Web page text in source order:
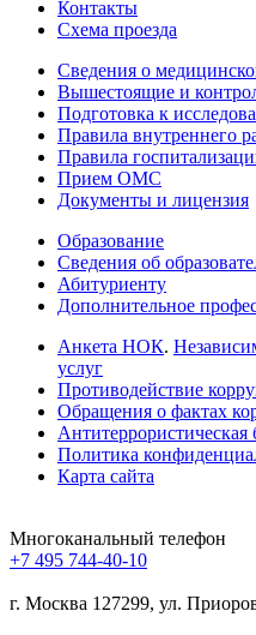
Контакты
Схема проезда
Сведения о
Вышестоящие и
Подготовка к
Правила внутреннего
Правила
Прием ОМС
Документы и лицензия
Образование
Сведения об
Абитуриенту
Дополнительное
Анкета НОК.
услуг
Противодействие
Обращения о фактах
Антитеррористическая
Политика
Карта сайта
Многоканальный телефон
+7 495 744-40-10
г. Москва 127299, ул.